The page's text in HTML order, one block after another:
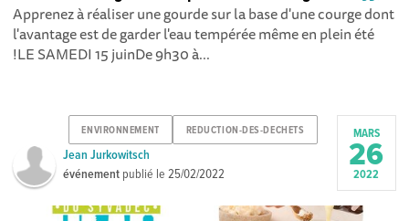
Apprenez à réaliser une gourde sur la base d'une courge dont
l'avantage est de garder l'eau tempérée même en plein été
!LE SAMEDI 15 juinDe 9h30 à...
ENVIRONNEMENT REDUCTION-DES-DECHETS
Jean Jurkowitsch
événement publié le25/02/2022
MARS
26
2022